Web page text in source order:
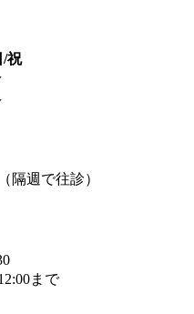
/祝
隔週で往診）
まで